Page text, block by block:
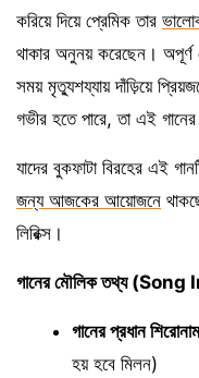
করিয়ে দিয়ে প্রেমিক তার
থাকার অনুনয় করেছেন। অপূর্ণ
সময় মৃত্যুশয্যায় দাঁড়িয়ে
গভীর হতে পারে, তা এই
যাদের বুকফাটা বিরহের এই
জন্য আজকের আয়োজনে
লিরিক্স।
গানের মৌলিক তথ্য
গানের প্রধান
হয় হবে মিলন)